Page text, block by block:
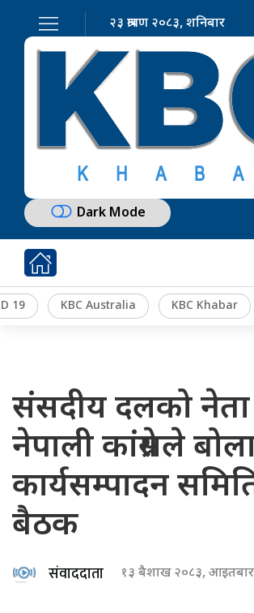
२३ श्रावण २०८३, शनिबार
Dark Mode
19 KBC Australia KBC Khabar
संसदीय दलको नेता
नेपाली कांग्रेसले
कार्यसम्पादन
बैठक
संवाददाता १३ बैशाख २०८३,